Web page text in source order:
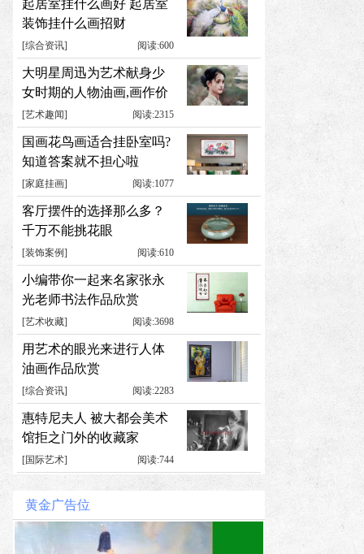
起居室挂什么画好 起居室
装饰挂什么画招财
[综合资讯] 阅读:600
大明星周迅为艺术献身少
女时期的人物油画,画作价
值累计千万元
[艺术趣闻] 阅读:2315
国画花鸟画适合挂卧室吗?
知道答案就不担心啦
[家庭挂画] 阅读:1077
客厅摆件的选择那么多？
千万不能挑花眼
[装饰案例] 阅读:610
小编带你一起来名家张永
光老师书法作品欣赏
[艺术收藏] 阅读:3698
用艺术的眼光来进行人体
油画作品欣赏
[综合资讯] 阅读:2283
惠特尼夫人 被大都会美术
馆拒之门外的收藏家
[国际艺术] 阅读:744
黄金广告位